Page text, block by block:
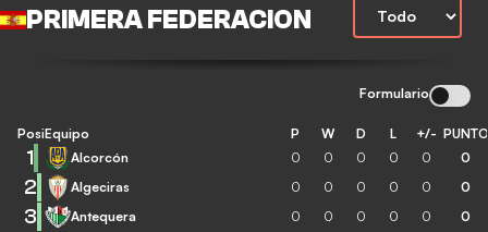
PRIMERA FEDERACION
Formulario
Posición
Equipo P W D L +/-
1 Alcorcón 0 0 0 0 0 0
2 Algeciras 0 0 0 0 0 0
3 Antequera 0 0 0 0 0 0